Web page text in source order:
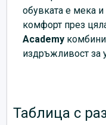
обувката е мека
комфорт през
Academy
издръжливост за
Таблица с